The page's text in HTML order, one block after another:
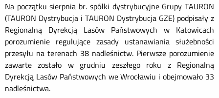
Na początku sierpnia br. spółki dystrybucyjne Grupy TAURON
(TAURON Dystrybucja i TAURON Dystrybucja GZE) podpisały z
Regionalną Dyrekcją Lasów Państwowych w Katowicach
porozumienie regulujące zasady ustanawiania służebności
przesyłu na terenach 38 nadleśnictw. Pierwsze porozumienie
zawarte zostało w grudniu zeszłego roku z Regionalną
Dyrekcją Lasów Państwowych we Wrocławiu i obejmowało 33
nadleśnictwa.